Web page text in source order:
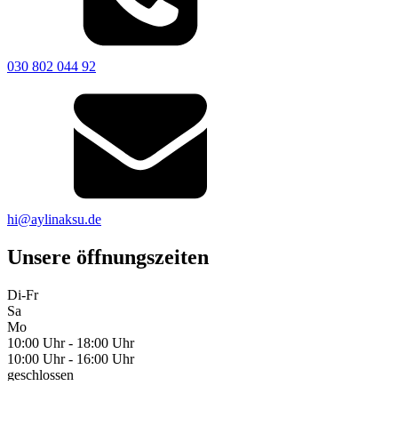
030 802 044 92
hi@aylinaksu.de
Unsere öffnungszeiten
Di-Fr
Sa
Mo
10:00 Uhr - 18:00 Uhr
10:00 Uhr - 16:00 Uhr
geschlossen